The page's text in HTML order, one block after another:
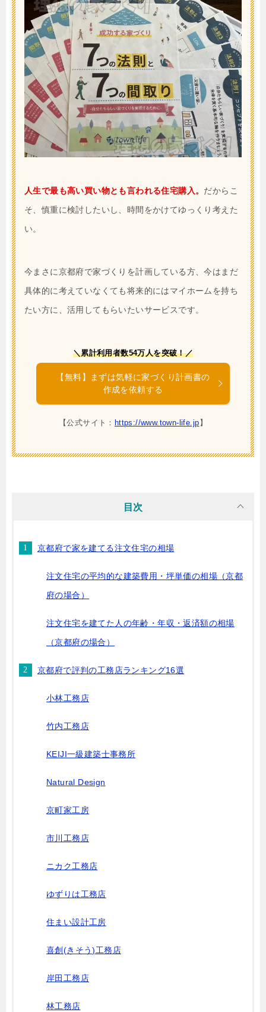
人生で最も高い買い物とも言われる住宅購入。 だからこ
そ、慎重に検討したいし、時間をかけてゆっくり考えた
い。
今まさに京都府で家づくりを計画している方、今はまだ
具体的に考えていなくても将来的にはマイホームを持ち
たい方に、活用してもらいたいサービスです。
＼累計利用者数54万人を突破！／
【無料】まずは気軽に家づくり計画書の
作成を依頼する
【公式サイト： https://www.town-life.jp 】
目次
京都府で家を建てる注文住宅の相場
注文住宅の平均的な建築費用・坪単価の相場（京都
府の場合）
注文住宅を建てた人の年齢・年収・返済額の相場
（京都府の場合）
京都府で評判の工務店ランキング16選
小林工務店
竹内工務店
KEIJI一級建築士事務所
Natural Design
京町家工房
市川工務店
ニカク工務店
ゆずりは工務店
住まい設計工房
喜創(きそう)工務店
岸田工務店
林工務店